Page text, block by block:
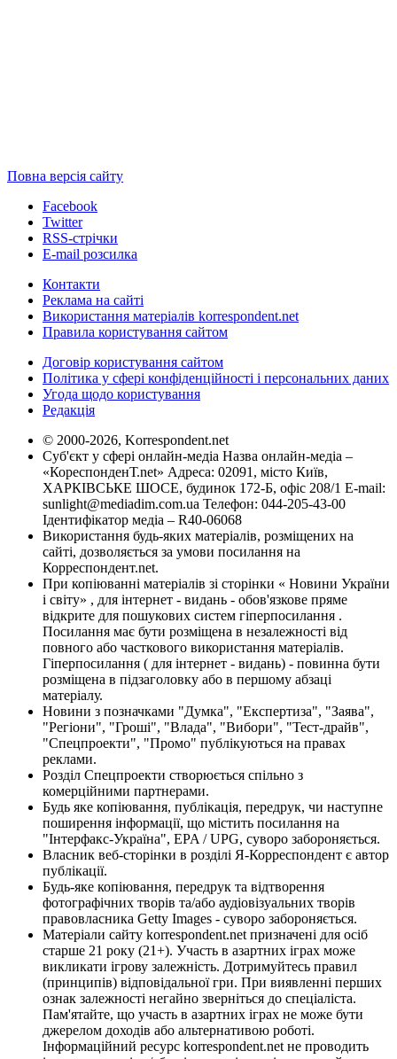
Повна версія сайту
Facebook
Twitter
RSS-стрічки
E-mail розсилка
Контакти
Реклама на сайті
Використання матеріалів korrespondent.net
Правила користування сайтом
Договір користування сайтом
Політика у сфері конфіденційності і персональних даних
Угода щодо користування
Редакція
© 2000-2026, Korrespondent.net
Суб'єкт у сфері онлайн-медіа Назва онлайн-медіа –
«КореспонденТ.net» Адреса: 02091, місто Київ,
ХАРКІВСЬКЕ ШОСЕ, будинок 172-Б, офіс 208/1 E-mail:
sunlight@mediadim.com.ua Телефон: 044-205-43-00
Ідентифікатор медіа – R40-06068
Використання будь-яких матеріалів, розміщених на
сайті, дозволяється за умови посилання на
Корреспондент.net.
При копіюванні матеріалів зі сторінки « Новини України
і світу» , для інтернет - видань - обов'язкове пряме
відкрите для пошукових систем гіперпосилання .
Посилання має бути розміщена в незалежності від
повного або часткового використання матеріалів.
Гіперпосилання ( для інтернет - видань) - повинна бути
розміщена в підзаголовку або в першому абзаці
матеріалу.
Новини з позначками "Думка", "Експертиза", "Заява",
"Регіони", "Гроші", "Влада", "Вибори", "Тест-драйв",
"Спецпроекти", "Промо" публікуються на правах
реклами.
Розділ Спецпроекти створюється спільно з
комерційними партнерами.
Будь яке копіювання, публікація, передрук, чи наступне
поширення інформації, що містить посилання на
"Інтерфакс-Україна", EPA / UPG, суворо забороняється.
Власник веб-сторінки в розділі Я-Корреспондент є автор
публікації.
Будь-яке копіювання, передрук та відтворення
фотографічних творів та/або аудіовізуальних творів
правовласника Getty Images - суворо забороняється.
Матеріали сайту korrespondent.net призначені для осіб
старше 21 року (21+). Участь в азартних іграх може
викликати ігрову залежність. Дотримуйтесь правил
(принципів) відповідальної гри. При виявленні перших
ознак залежності негайно зверніться до спеціаліста.
Пам'ятайте, що участь в азартних іграх не може бути
джерелом доходів або альтернативою роботі.
Інформаційний ресурс korrespondent.net не проводить